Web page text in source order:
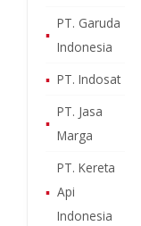
▪
PT. Garuda
Indonesia
▪ PT. Indosat
▪
PT. Jasa
Marga
▪
PT. Kereta
Api
Indonesia